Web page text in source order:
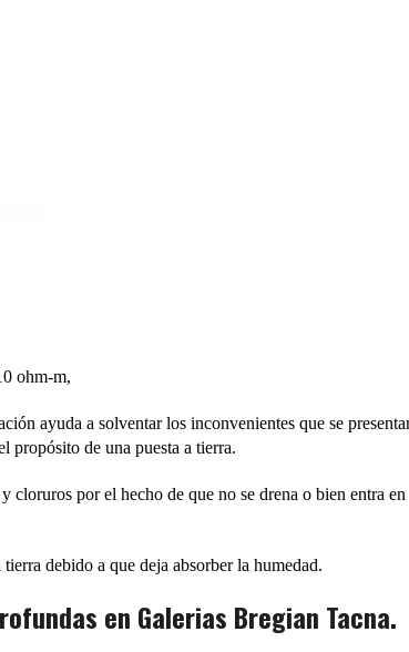
ohm-m,
ayuda a solventar los inconvenientes que se
propósito de una puesta a tierra.
cloruros por el hecho de que no se drena o bien entra en
debido a que deja absorber la humedad.
en Galerias Bregian Tacna.